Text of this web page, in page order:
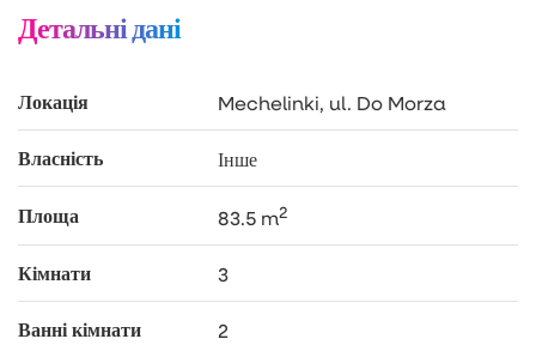
Детальні дані
Локація Mechelinki, ul. Do Morza
Власність Інше
Площа 83.5 m2
Кімнати 3
Ванні кімнати 2